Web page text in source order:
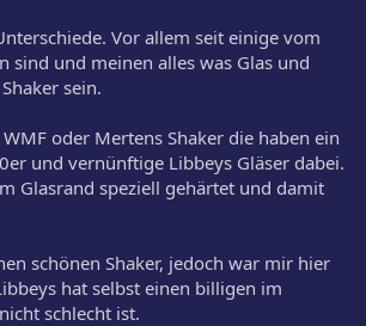
Vor allem seit einige vom
sind und meinen alles was Glas und
sein.
oder Mertens Shaker die haben ein
und vernünftige Libbeys Gläser dabei.
Glasrand speziell gehärtet und damit
schönen Shaker, jedoch war mir hier
hat selbst einen billigen im
schlecht ist.